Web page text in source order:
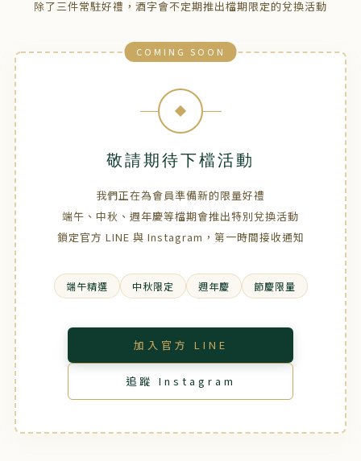
除了三件常駐好禮，酒字會不定期推出檔期限定的兌換活動
COMING SOON
敬請期待下檔活動
我們正在為會員準備新的限量好禮
端午、中秋、週年慶等檔期會推出特別兌換活動
鎖定官方 LINE 與 Instagram，第一時間接收通知
端午精選 中秋限定 週年慶 節慶限量
加入官方 LINE
追蹤 Instagram